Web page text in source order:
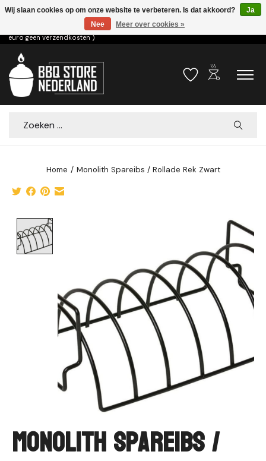
Voor 15.00u besteld dezelfde dag verzonden! ( 6,95 verzendkosten, vanaf 75
euro geen verzendkosten )
Verlanglijst
outdoor_grill
Zoeken
Home / Monolith Spareibs / Rollade Rek Zwart
Monolith Spareibs /
Wij slaan cookies op om onze website te verbeteren. Is dat akkoord?
Ja
Nee
Meer over cookies »